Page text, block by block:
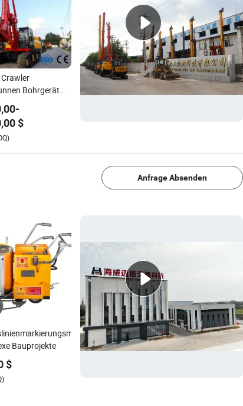
Bohrgerät
Bohrgerät
für
-
$
Anfrage Absenden
Bauprojekte
$